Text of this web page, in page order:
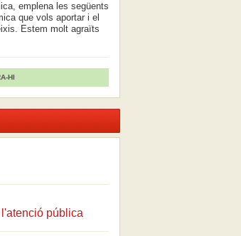
emplena les següents
que vols aportar i el
Estem molt agraïts
HI
pública